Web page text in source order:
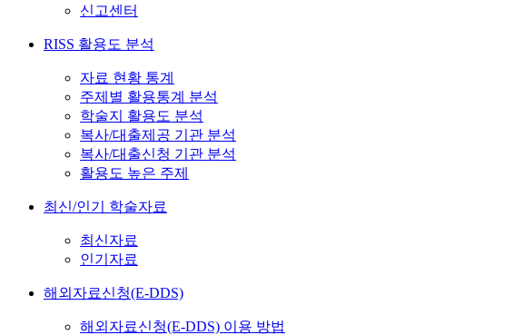
신고센터
RISS 활용도 분석
자료 현황 통계
주제별 활용통계 분석
학술지 활용도 분석
복사/대출제공 기관 분석
복사/대출신청 기관 분석
활용도 높은 주제
최신/인기 학술자료
최신자료
인기자료
해외자료신청(E-DDS)
해외자료신청(E-DDS) 이용 방법